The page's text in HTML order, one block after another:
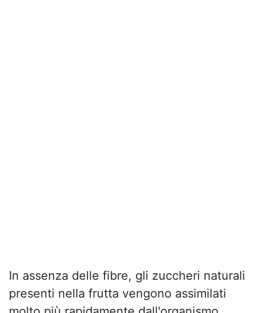
In assenza delle fibre, gli zuccheri naturali
presenti nella frutta vengono assimilati